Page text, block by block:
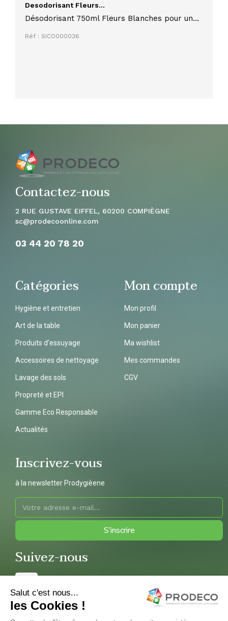
Desodorisant Fleurs...
Désodorisant 750ml Fleurs Blanches pour une
Réf : SICO000036
Contactez-nous
2 RUE GUSTAVE EIFFEL, 60200 COMPIÈGNE
sc@prodecoonline.com
03 44 20 78 20
Catégories
Hygiène et entretien
Art de la table
Produits d’essuyage
Accessoires de nettoyage
Lavage des sols
Propreté et EPI
Gamme Eco Responsable
Actualités
Mon compte
Mon profil
Mon panier
Ma wishlist
Mes commandes
CGV
Inscrivez-vous
à la newsletter Prodygièene
S’inscrire
Suivez-nous